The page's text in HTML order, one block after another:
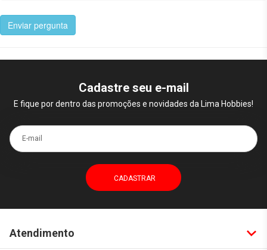
Enviar pergunta
Cadastre seu e-mail
E fique por dentro das promoções e novidades da Lima Hobbies!
E-mail
Atendimento